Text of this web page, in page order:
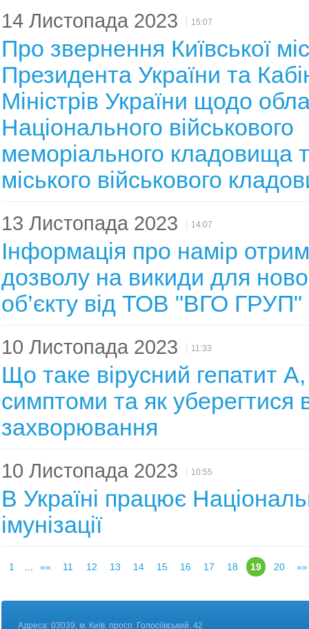
14 Листопада 2023 15:07
Про звернення Київської
Президента України та
Міністрів України щодо
Національного військового
меморіального кладовища
міського військового
13 Листопада 2023 14:07
Інформація про намір
дозволу на викиди для
об’єкту від ТОВ "ВГО ГРУП"
10 Листопада 2023 11:33
Що таке вірусний гепатит А,
симптоми та як уберегтися
захворювання
10 Листопада 2023 10:55
В Україні працює
імунізації
1 «« 11 12 13 14 15 16 17 18 19 20 »»
Адреса: 03039, м. Київ, просп. Голосіївський, 42